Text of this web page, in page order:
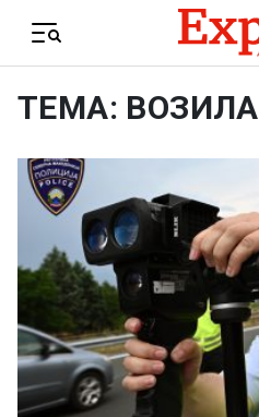
Menu
ТЕМА: ВОЗИЛА